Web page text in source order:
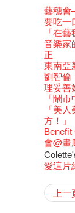
藝穗會
藝穗會
The
Feste x
藝穗好
藝穗會
藝術作
古宅
古宅
奶庫推
藝穗會
TEE
【德
價 🍯
玉露篇
✈ 數量
煎茶
✈數量
演出
4月21
暫時關
我們的
藝穗會
聖誕平
爵士
票房櫃
那位女
走向自
爵士時
藝穗會
儀式
爵士
爵士時
藝穗會
This
對@藝
還未太
新年
青菜
陶‧茗
治‧翁
JAZZ
爵士時
JAZZ
【藝
Pop-
格外地
格外地
Sony
the
– 31,
煥然一
參觀啦
【招
《她和
篇
觀賞《
意事項
🎃萬聖
WE
Fringe
招聘
【招募
「創作
對待，
【當昌
藝穗
Notice:
7pm*
Photo
Susie
員、劇
具創造
暖又迷
舞台上
drinks
藝穗會
一分鐘
們一生
Sold
聘請:
place,
新春大
注意:
處將
【藝穗
世的秘密
全新會
文化生
【藝穗
麼是
【藝
🕵【有
【藝穗
廚Joe的
【藝穗
食午餐
多級樓
氣管表
【藝穗
窗外
【藝穗
一位看更
【藝穗
斯的詩
【藝穗
根在
Japan
Ring-O'
👻
會的20
👻
的20個
什麼藝
有關演
什麼藝
10月15
常踴
【藝穗
牛奶公
【藝穗
登登登
啦！
🎈
🕵【有
【藝穗
+
第三場
【藝穗
【藝穗
穗會名
成！
藝穗會
密係
藝穗會
秘密就
藝穗會
計劃」
的準導
願望
一連
且結束
諗好今
未？一
藝穗會
第二次
第一次
號再裸
「與傳
"Enjoy
裸對話
取得
售罄，
名。
「給他
劇做出
墨爾本
2016
在攝
品味藝術
暫停開
藝穗默
Lee
舞蹈家
不平淡
Fung
Listen
客席策
"Thank
these
years.."
三隻手
2月5
公開招
熱情滿
圖利古
風欲靜
Pepe-
2015-
百年未
藝穗會
2015
下午茶
Arts
喜氣
普世歡
八周年
藝術公
次會議
試過冰
「百變
素食午
五月方
兩位藝
上的新
Benny
術》訪
藝術
北烈
掛起乙
Elaine
Benny
2015-
山外山
山外山
Hok
「山外
個展開
笑翻天
Gloria
多姿
「你
「一睡
藝術家
跟大家
Gloria
藝穗會
要吃一
「在
音樂家
正
東南亞
劉智倫
理妥善
「鬧
「美
方！」
會@畫
愛這片
新年新
十築香
Bay在
與冰冰
啡！
BHA
冰​窖之
十年，
藝術家
冰窖今
攝影廊
12:00-
上一